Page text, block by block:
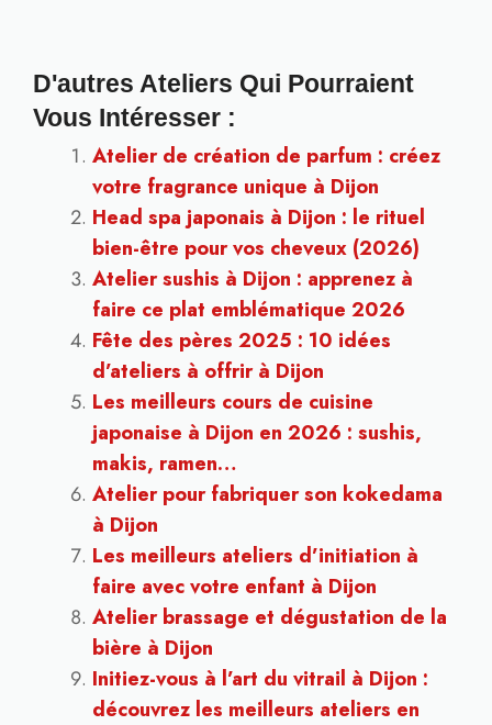
D'autres Ateliers Qui Pourraient
Vous Intéresser :
Atelier de création de parfum : créez
votre fragrance unique à Dijon
Head spa japonais à Dijon : le rituel
bien-être pour vos cheveux (2026)
Atelier sushis à Dijon : apprenez à
faire ce plat emblématique 2026
Fête des pères 2025 : 10 idées
d’ateliers à offrir à Dijon
Les meilleurs cours de cuisine
japonaise à Dijon en 2026 : sushis,
makis, ramen…
Atelier pour fabriquer son kokedama
à Dijon
Les meilleurs ateliers d’initiation à
faire avec votre enfant à Dijon
Atelier brassage et dégustation de la
bière à Dijon
Initiez-vous à l’art du vitrail à Dijon :
découvrez les meilleurs ateliers en